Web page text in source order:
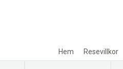
Hem Resevillkor